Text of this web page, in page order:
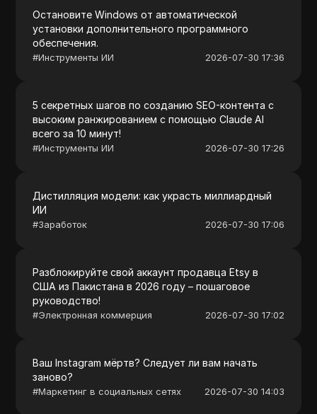
Остановите Windows от автоматической
установки дополнительного программного
обеспечения.
#Инструменты ИИ 2026-07-30 17:36
5 секретных шагов по созданию SEO-контента с
высоким ранжированием с помощью Claude AI
всего за 10 минут!
#Инструменты ИИ 2026-07-30 17:26
Дистилляция модели: как украсть миллиардный
ИИ
#Заработок 2026-07-30 17:06
Разблокируйте свой аккаунт продавца Etsy в
США из Пакистана в 2026 году – пошаговое
руководство!
#Электронная коммерция 2026-07-30 17:02
Ваш Instagram мёртв? Следует ли вам начать
заново?
#Маркетинг в социальных сетях 2026-07-30 14:03